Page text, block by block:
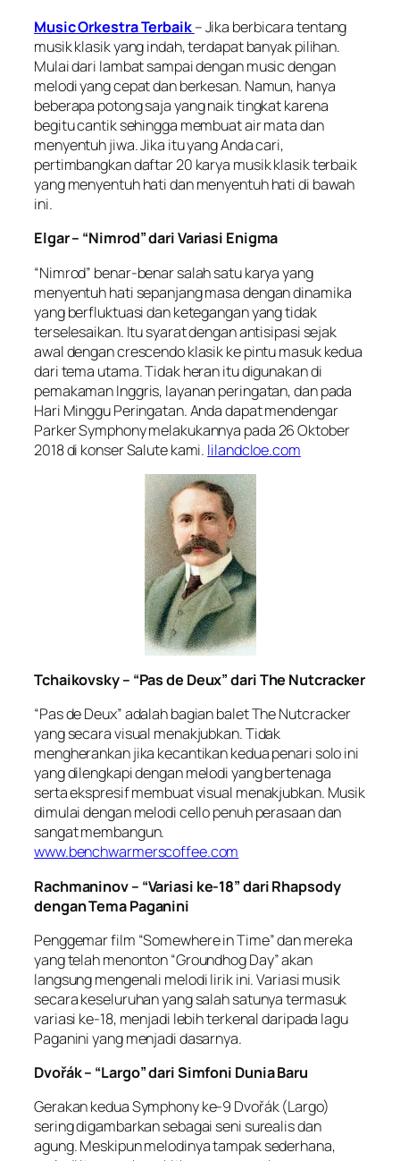
Music Orkestra Terbaik– Jika berbicara tentang
musik klasik yang indah, terdapat banyak pilihan.
Mulai dari lambat sampai dengan music dengan
melodi yang cepat dan berkesan. Namun, hanya
beberapa potong saja yang naik tingkat karena
begitu cantik sehingga membuat air mata dan
menyentuh jiwa. Jika itu yang Anda cari,
pertimbangkan daftar 20 karya musik klasik terbaik
yang menyentuh hati dan menyentuh hati di bawah
ini.
Elgar – “Nimrod” dari Variasi Enigma
“Nimrod” benar-benar salah satu karya yang
menyentuh hati sepanjang masa dengan dinamika
yang berfluktuasi dan ketegangan yang tidak
terselesaikan. Itu syarat dengan antisipasi sejak
awal dengan crescendo klasik ke pintu masuk kedua
dari tema utama. Tidak heran itu digunakan di
pemakaman Inggris, layanan peringatan, dan pada
Hari Minggu Peringatan. Anda dapat mendengar
Parker Symphony melakukannya pada 26 Oktober
2018 di konser Salute kami. lilandcloe.com
Tchaikovsky – “Pas de Deux” dari The Nutcracker
“Pas de Deux” adalah bagian balet The Nutcracker
yang secara visual menakjubkan. Tidak
mengherankan jika kecantikan kedua penari solo ini
yang dilengkapi dengan melodi yang bertenaga
serta ekspresif membuat visual menakjubkan. Musik
dimulai dengan melodi cello penuh perasaan dan
sangat membangun.
www.benchwarmerscoffee.com
Rachmaninov – “Variasi ke-18” dari Rhapsody
dengan Tema Paganini
Penggemar film “Somewhere in Time” dan mereka
yang telah menonton “Groundhog Day” akan
langsung mengenali melodi lirik ini. Variasi musik
secara keseluruhan yang salah satunya termasuk
variasi ke-18, menjadi lebih terkenal daripada lagu
Paganini yang menjadi dasarnya.
Dvořák – “Largo” dari Simfoni Dunia Baru
Gerakan kedua Symphony ke-9 Dvořák (Largo)
sering digambarkan sebagai seni surealis dan
agung. Meskipun melodinya tampak sederhana,